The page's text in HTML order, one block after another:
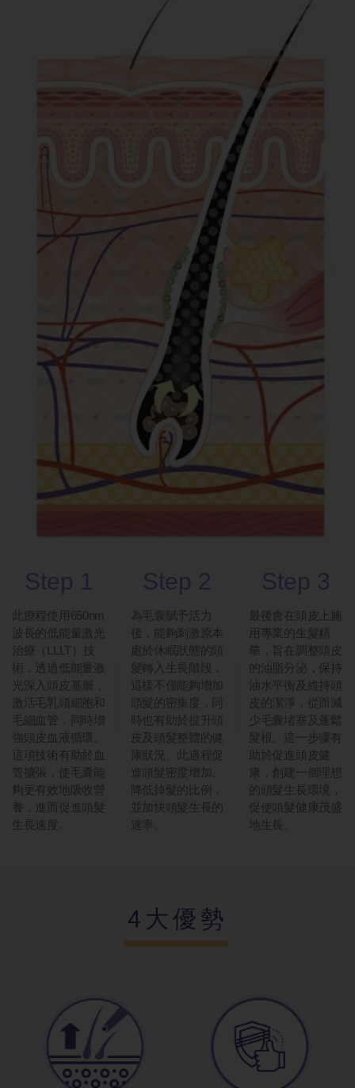
Step 1
此療程使用650nm
波長的低能量激光
治療（LLLT）技
術，透過低能量激
光深入頭皮基層，
激活毛乳頭細胞和
毛細血管，同時增
強頭皮血液循環。
這項技術有助於血
管擴張，使毛囊能
夠更有效地吸收營
養，進而促進頭髮
生長速度。
Step 2
為毛囊賦予活力
後，能夠刺激原本
處於休眠狀態的頭
髮轉入生長階段，
這樣不僅能夠增加
頭髮的密集度，同
時也有助於提升頭
皮及頭髮整體的健
康狀況。此過程促
進頭髮密度增加、
降低掉髮的比例，
並加快頭髮生長的
速率。
Step 3
最後會在頭皮上施
用專業的生髮精
華，旨在調整頭皮
的油脂分泌，保持
油水平衡及維持頭
皮的潔淨，從而減
少毛囊堵塞及蓬鬆
髮根。這一步骤有
助於促進頭皮健
康，創建一個理想
的頭髮生長環境，
促使頭髮健康茂盛
地生長。
4大優勢